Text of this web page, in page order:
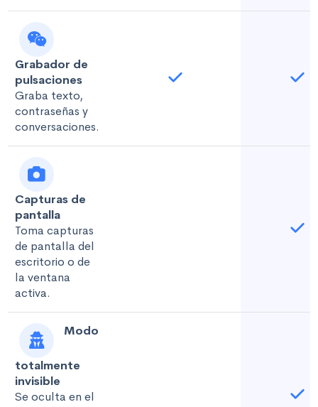
Grabador de
pulsaciones
Graba texto,
contraseñas y
conversaciones.
Capturas de
pantalla
Toma capturas
de pantalla del
escritorio o de
la ventana
activa.
Modo
totalmente
invisible
Se oculta en el